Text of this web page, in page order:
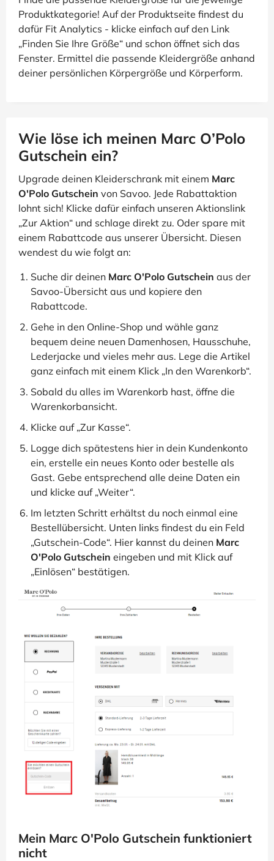
Produktkategorie! Auf der Produktseite findest du
dafür Fit Analytics - klicke einfach auf den Link
„Finden Sie Ihre Größe“ und schon öffnet sich das
Fenster. Ermittel die passende Kleidergröße anhand
deiner persönlichen Körpergröße und Körperform.
Wie löse ich meinen Marc O’Polo
Gutschein ein?
Upgrade deinen Kleiderschrank mit einem Marc
O'Polo Gutschein von Savoo. Jede Rabattaktion
lohnt sich! Klicke dafür einfach unseren Aktionslink
„Zur Aktion“ und schlage direkt zu. Oder spare mit
einem Rabattcode aus unserer Übersicht. Diesen
wendest du wie folgt an:
Suche dir deinen Marc O'Polo Gutschein aus der
Savoo-Übersicht aus und kopiere den
Rabattcode.
Gehe in den Online-Shop und wähle ganz
bequem deine neuen Damenhosen, Hausschuhe,
Lederjacke und vieles mehr aus. Lege die Artikel
ganz einfach mit einem Klick „In den Warenkorb“.
Sobald du alles im Warenkorb hast, öffne die
Warenkorbansicht.
Klicke auf „Zur Kasse“.
Logge dich spätestens hier in dein Kundenkonto
ein, erstelle ein neues Konto oder bestelle als
Gast. Gebe entsprechend alle deine Daten ein
und klicke auf „Weiter“.
Im letzten Schritt erhältst du noch einmal eine
Bestellübersicht. Unten links findest du ein Feld
„Gutschein-Code“. Hier kannst du deinen Marc
O'Polo Gutschein eingeben und mit Klick auf
„Einlösen“ bestätigen.
Mein Marc O'Polo Gutschein funktioniert
nicht